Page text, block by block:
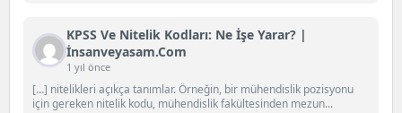
KPSS Ve Nitelik Kodları: Ne İşe Yarar? |
İnsanveyasam.com
1 yıl önce
[…] nitelikleri açıkça tanımlar. Örneğin, bir mühendislik pozisyonu
için gereken nitelik kodu, mühendislik fakültesinden mezun...